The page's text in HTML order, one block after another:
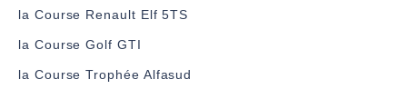
la Course Renault Elf 5TS
la Course Golf GTI
la Course Trophée Alfasud